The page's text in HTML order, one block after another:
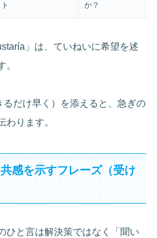
か？
」は、ていねいに希望を述
。
るだけ早く）を添えると、急ぎの
わります。
感を示すフレーズ（受け
ひと言は解決策ではなく「聞い